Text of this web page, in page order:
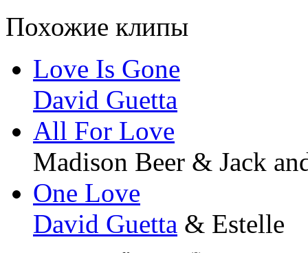
Похожие клипы
Love Is Gone
David Guetta
All For Love
Madison Beer & Jack
One Love
David Guetta & Estelle